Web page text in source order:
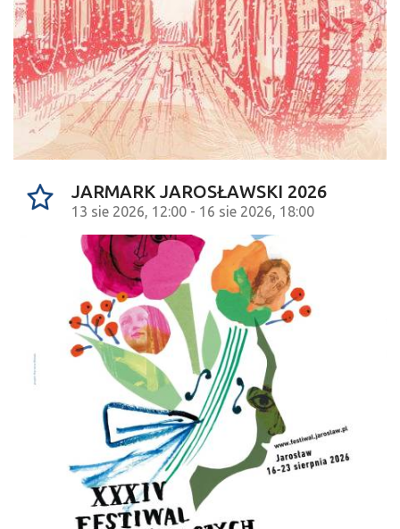
JARMARK JAROSŁAWSKI 2026
13 sie 2026, 12:00 - 16 sie 2026, 18:00